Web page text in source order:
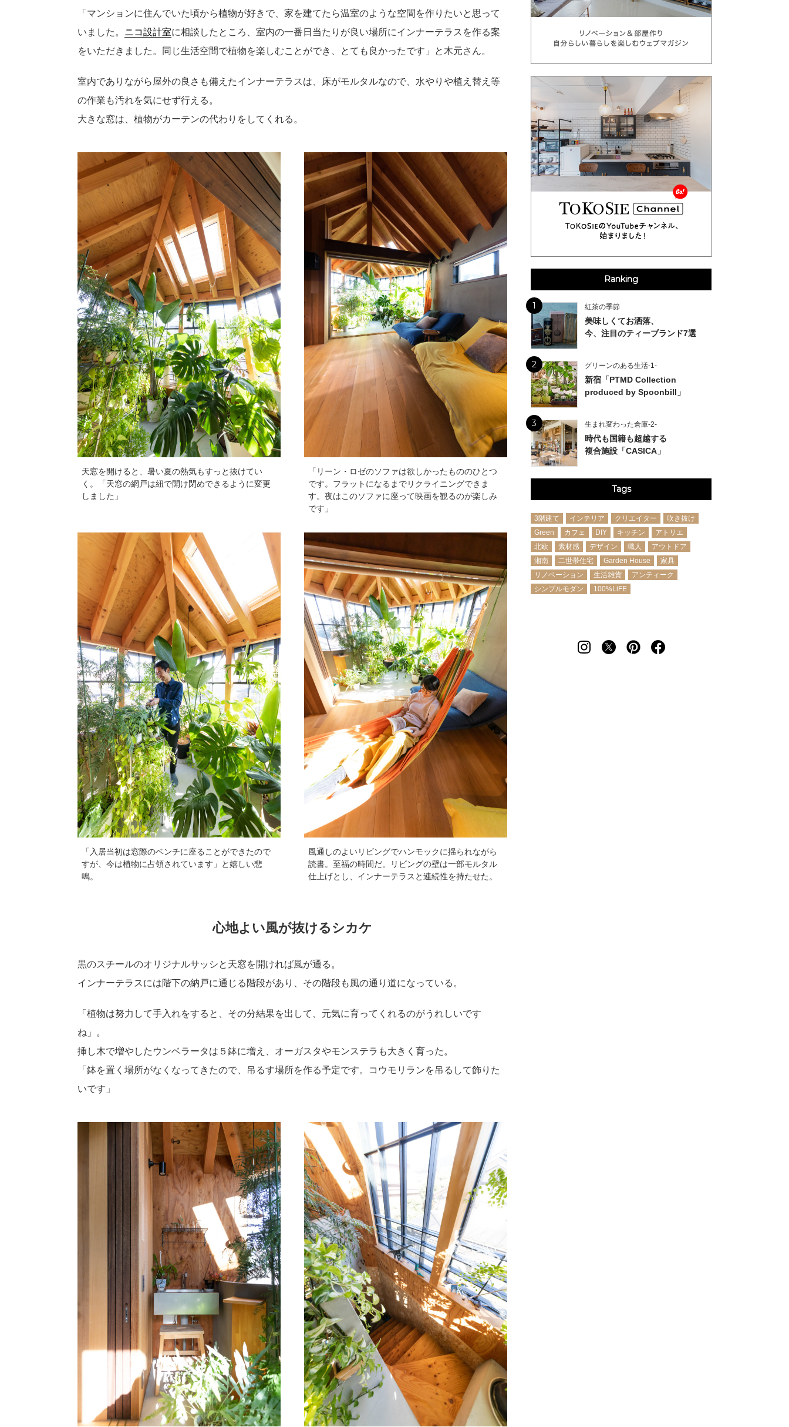
「マンションに住んでいた頃から植物が好きで、家を建てたら温室のような空間を作りたいと思って
いました。 ニコ設計室に相談したところ、室内の一番日当たりが良い場所にインナーテラスを作る案
をいただきました。同じ生活空間で植物を楽しむことができ、とても良かったです」と木元さん。
室内でありながら屋外の良さも備えたインナーテラスは、床がモルタルなので、水やりや植え替え等
の作業も汚れを気にせず行える。
大きな窓は、植物がカーテンの代わりをしてくれる。
天窓を開けると、暑い夏の熱気もすっと抜けてい
く。「天窓の網戸は紐で開け閉めできるように変更
しました」
「リーン・ロゼのソファは欲しかったもののひとつ
です。フラットになるまでリクライニングできま
す。夜はこのソファに座って映画を観るのが楽しみ
です」
「入居当初は窓際のベンチに座ることができたので
すが、今は植物に占領されています」と嬉しい悲
鳴。
風通しのよいリビングでハンモックに揺られながら
読書。至福の時間だ。リビングの壁は一部モルタル
仕上げとし、インナーテラスと連続性を持たせた。
心地よい風が抜けるシカケ
黒のスチールのオリジナルサッシと天窓を開ければ風が通る。
インナーテラスには階下の納戸に通じる階段があり、その階段も風の通り道になっている。
「植物は努力して手入れをすると、その分結果を出して、元気に育ってくれるのがうれしいです
ね」。
挿し木で増やしたウンベラータは５鉢に増え、オーガスタやモンステラも大きく育った。
「鉢を置く場所がなくなってきたので、吊るす場所を作る予定です。コウモリランを吊るして飾りた
いです」
Ranking
1 紅茶の季節
美味しくてお洒落、
今、注目のティーブランド7選
2 グリーンのある生活-1-
新宿「PTMD Collection
produced by Spoonbill」
3 生まれ変わった倉庫-2-
時代も国籍も超越する
複合施設「CASICA」
Tags
3階建て インテリア クリエイター
吹き抜け
Green
カフェ DIY キッチン
アトリエ
北欧
素材感 デザイン 職人
アウトドア
湘南
二世帯住宅 Garden House
家具
リノベーション
生活雑貨
アンティーク
シンプルモダン
100%LiFE